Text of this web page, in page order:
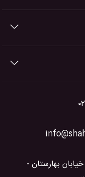
بهارستان -